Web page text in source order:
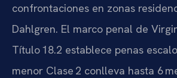
confrontaciones en zonas
Dahlgren. El marco penal de
Título 18.2 establece penas
menor Clase 2 conlleva hasta 6